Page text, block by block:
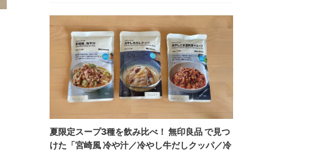
夏限定スープ3種を飲み比べ！ 無印良品 で見つ
けた「宮崎風 冷や汁／冷やし牛だしクッパ／冷